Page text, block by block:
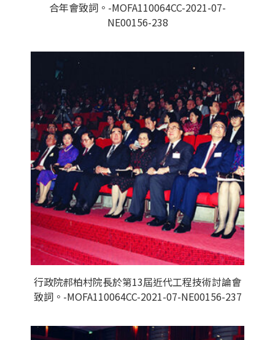
合年會致詞。-MOFA110064CC-2021-07-
NE00156-238
行政院郝柏村院長於第13屆近代工程技術討論會
致詞。-MOFA110064CC-2021-07-NE00156-237